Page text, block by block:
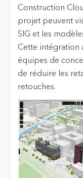
Construction
projet peuvent
SIG et les
Cette intégration
équipes de
de réduire les
retouches.